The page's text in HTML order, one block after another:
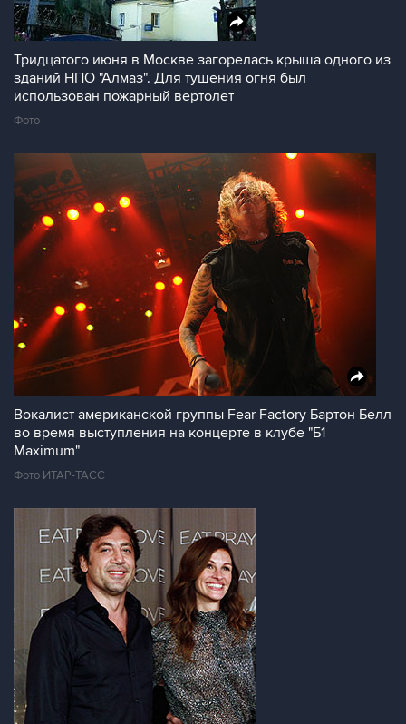
Тридцатого июня в Москве загорелась крыша одного из
зданий НПО "Алмаз". Для тушения огня был
использован пожарный вертолет
Фото
Вокалист американской группы Fear Factory Бартон Белл
во время выступления на концерте в клубе "Б1
Maximum"
Фото ИТАР-ТАСС